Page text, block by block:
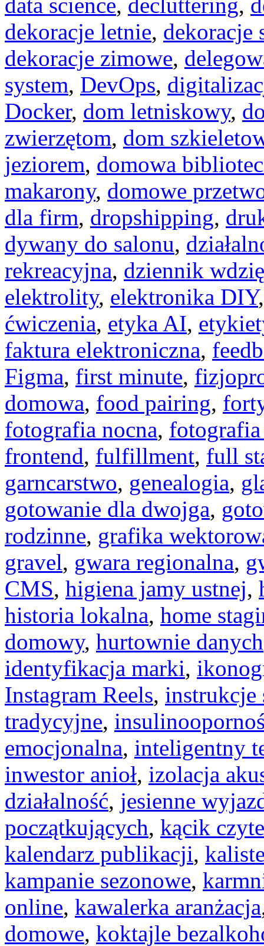
dekoracje letnie, dekoracje
dekoracje zimowe,
system, DevOps,
Docker, dom letniskowy,
zwierzętom, dom
jeziorem, domowa
makarony, domowe
dla firm, dropshipping,
dywany do salonu,
rekreacyjna, dziennik
elektrolity, elektronika DIY
ćwiczenia, etyka AI,
faktura elektroniczna,
Figma, first minute,
domowa, food pairing,
fotografia nocna,
frontend, fulfillment, full
garncarstwo, genealogia,
gotowanie dla dwojga,
rodzinne, grafika
gravel, gwara regionalna,
CMS, higiena jamy ustnej,
historia lokalna, home
domowy, hurtownie danych
identyfikacja marki,
Instagram Reels, instrukcje
tradycyjne,
emocjonalna, inteligentny
inwestor anioł, izolacja
działalność, jesienne
początkujących, kącik
kalendarz publikacji,
kampanie sezonowe,
online, kawalerka aranżacja
domowe, koktajle